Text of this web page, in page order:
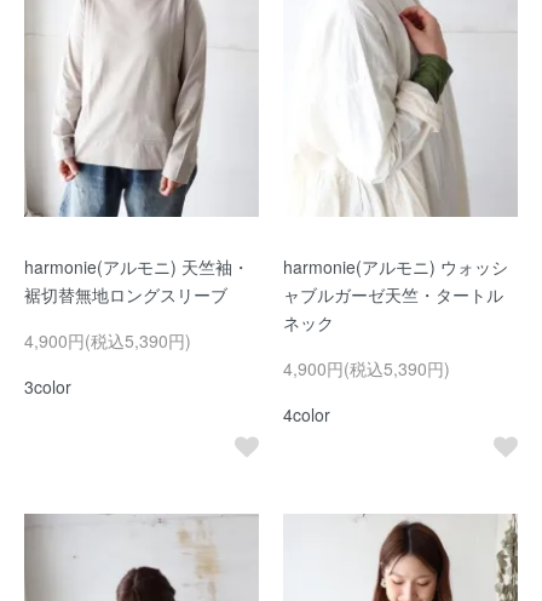
harmonie(アルモニ) 天竺袖・
裾切替無地ロングスリーブ
4,900円(税込5,390円)
3color
harmonie(アルモニ) ウォッシ
ャブルガーゼ天竺・タートル
ネック
4,900円(税込5,390円)
4color